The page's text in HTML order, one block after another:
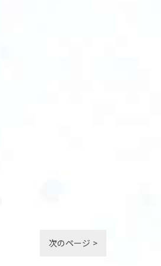
次のページ >